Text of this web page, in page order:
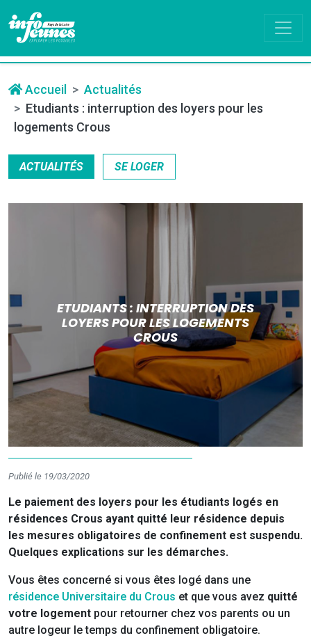
Accueil
Actualités
Etudiants : interruption des loyers pour les
logements Crous
ACTUALITÉS SE LOGER
ETUDIANTS : INTERRUPTION DES
LOYERS POUR LES LOGEMENTS
CROUS
Publié le 19/03/2020
Le paiement des loyers pour les étudiants logés en
résidences Crous ayant quitté leur résidence depuis
les mesures obligatoires de confinement est suspendu.
Quelques explications sur les démarches.
Vous êtes concerné si vous êtes logé dans une
résidence Universitaire du Crous et que vous avez quitté
votre logement pour retourner chez vos parents ou un
autre logeur le temps du confinement obligatoire.